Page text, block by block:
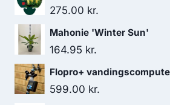
275.00 kr.
Mahonie 'Winter Sun'
164.95 kr.
Flopro+
599.00 kr.